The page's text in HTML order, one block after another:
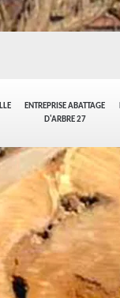
ENTREPRISE ABATTAGE
D'ARBRE 27